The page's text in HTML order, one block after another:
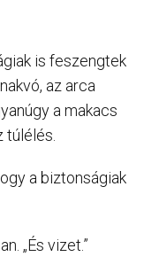
is feszengtek
az arca
a makacs
túlélés.
a biztonságiak
„És vizet.”